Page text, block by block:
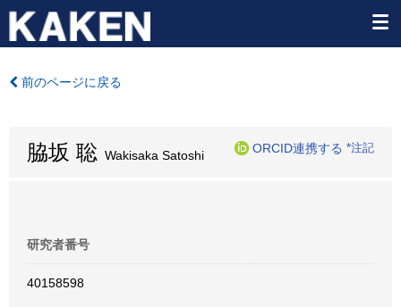
前のページに戻る
脇坂 聡 Wakisaka Satoshi
ORCID連携する *注記
研究者番号
40158598